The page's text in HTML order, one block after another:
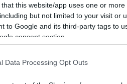
that this website/app uses one or
but not limited to your visit or
to Google and its third-party tags to
consent section.
Data Processing Opt Outs
értekezletet tartott 2022.
rendőrfőkapitány bemutatta
vonatkozóan meghatározta a
hozzájárult az
személyügyi országos